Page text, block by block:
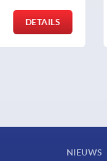
DETAILS
NIEUWS